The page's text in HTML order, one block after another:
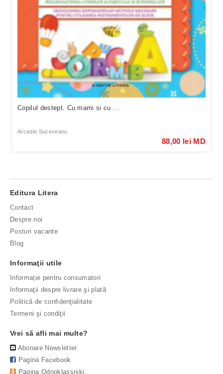
Copilul destept. Cu mami si cu ...
Arcadie Suceveanu
88,00 lei MD
Editura Litera
Contact
Despre noi
Posturi vacante
Blog
Informaţii utile
Informație pentru consumatori
Informaţii despre livrare şi plată
Politică de confidenţialitate
Termeni şi condiţii
Vrei să afli mai multe?
Abonare Newsletter
Pagina Facebook
Pagina Odnoklassniki